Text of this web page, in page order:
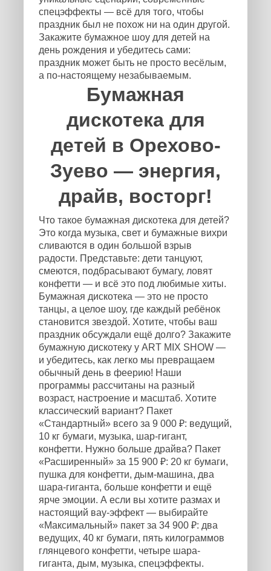
спецэффекты — всё для того, чтобы
праздник был не похож ни на один другой.
Закажите бумажное шоу для детей на
день рождения и убедитесь сами:
праздник может быть не просто весёлым,
а по-настоящему незабываемым.
Бумажная
дискотека для
детей в Орехово-
Зуево — энергия,
драйв, восторг!
Что такое бумажная дискотека для детей?
Это когда музыка, свет и бумажные вихри
сливаются в один большой взрыв
радости. Представьте: дети танцуют,
смеются, подбрасывают бумагу, ловят
конфетти — и всё это под любимые хиты.
Бумажная дискотека — это не просто
танцы, а целое шоу, где каждый ребёнок
становится звездой. Хотите, чтобы ваш
праздник обсуждали ещё долго? Закажите
бумажную дискотеку у ART MIX SHOW —
и убедитесь, как легко мы превращаем
обычный день в феерию! Наши
программы рассчитаны на разный
возраст, настроение и масштаб. Хотите
классический вариант? Пакет
«Стандартный» всего за 9 000 ₽: ведущий,
10 кг бумаги, музыка, шар-гигант,
конфетти. Нужно больше драйва? Пакет
«Расширенный» за 15 900 ₽: 20 кг бумаги,
пушка для конфетти, дым-машина, два
шара-гиганта, больше конфетти и ещё
ярче эмоции. А если вы хотите размах и
настоящий вау-эффект — выбирайте
«Максимальный» пакет за 34 900 ₽: два
ведущих, 40 кг бумаги, пять килограммов
глянцевого конфетти, четыре шара-
гиганта, дым, музыка, спецэффекты.